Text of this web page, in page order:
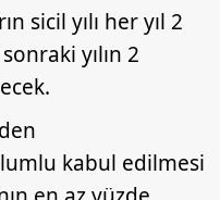
sicil yılı her yıl 2
yılın 2
kabul edilmesi